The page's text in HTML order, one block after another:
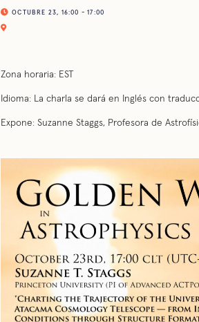
OCTUBRE 23, 16:00 - 17:00
Zona horaria: EST
Idioma: La charla se dará en Inglés con
Expone: Suzanne Staggs, Profesora de